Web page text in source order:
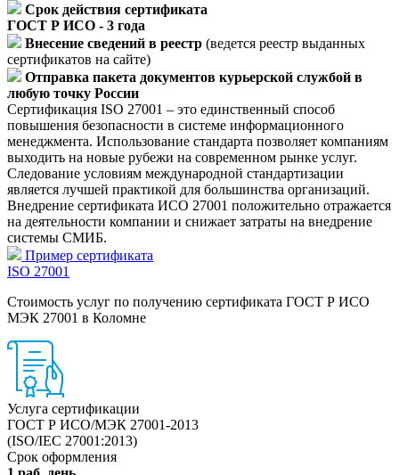
Срок действия сертификата
ГОСТ Р ИСО - 3 года
Внесение сведений в реестр (ведется реестр выданных
сертификатов на сайте)
Отправка пакета документов курьерской службой в
любую точку России
Сертификация ISO 27001 – это единственный способ
повышения безопасности в системе информационного
менеджмента. Использование стандарта позволяет компаниям
выходить на новые рубежи на современном рынке услуг.
Следование условиям международной стандартизации
является лучшей практикой для большинства организаций.
Внедрение сертификата ИСО 27001 положительно отражается
на деятельности компании и снижает затраты на внедрение
системы СМИБ.
Пример сертификата
ISO 27001
Стоимость услуг по получению сертификата ГОСТ Р ИСО
МЭК 27001 в Коломне
Услуга сертификации
ГОСТ Р ИСО/МЭК 27001-2013
(ISO/IEC 27001:2013)
Срок оформления